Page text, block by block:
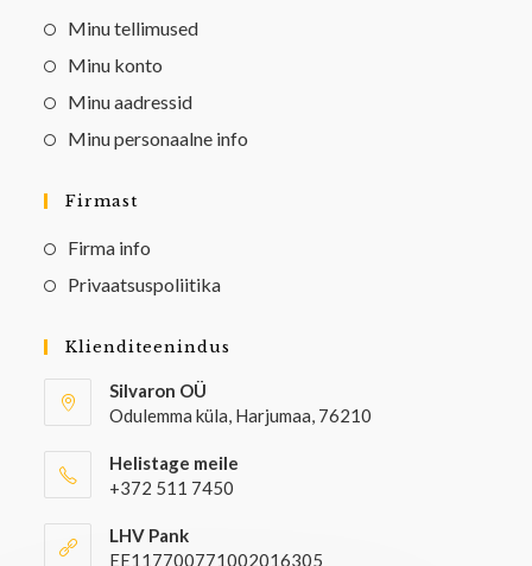
Minu tellimused
Minu konto
Minu aadressid
Minu personaalne info
Firmast
Firma info
Privaatsuspoliitika
Klienditeenindus
Silvaron OÜ
Odulemma küla, Harjumaa, 76210
Helistage meile
+372 511 7450
LHV Pank
EE117700771002016305